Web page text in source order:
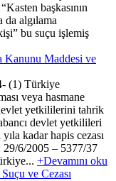
başkasının
da algılama
bu suçu işlemiş
Kanunu Maddesi ve
(1) Türkiye
veya hasmane
yetkililerini tahrik
devlet yetkilileri
kadar hapis cezası
29/6/2005 – 5377/37
+Devamını oku
ve Cezası